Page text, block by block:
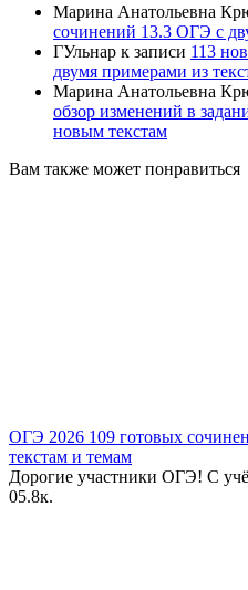
Марина Анатольевна
сочинений 13.3 ОГЭ с
ГУльнар к записи 113
двумя примерами из
Марина Анатольевна
обзор изменений в
новым текстам
Вам также может понравиться
ОГЭ 2026 109 готовых
текстам и темам
Дорогие участники ОГЭ! С
05.8к.